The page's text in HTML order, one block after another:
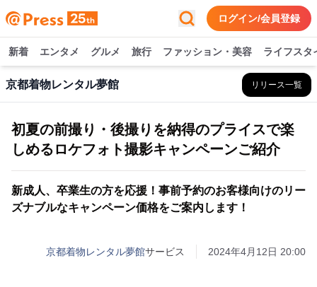
ログイン/会員登録
新着 エンタメ グルメ 旅行 ファッション・美容 ライフスタ
京都着物レンタル夢館 リリース一覧
初夏の前撮り・後撮りを納得のプライスで楽
しめるロケフォト撮影キャンペーンご紹介
新成人、卒業生の方を応援！事前予約のお客様向けのリー
ズナブルなキャンペーン価格をご案内します！
京都着物レンタル夢館サービス 2024年4月12日 20:00